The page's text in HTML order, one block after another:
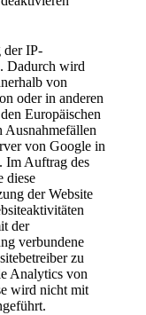
der IP-
Dadurch wird
von
oder in anderen
Europäischen
Ausnahmefällen
von Google in
Im Auftrag des
diese
der Website
der
verbundene
zu
Analytics von
wird nicht mit